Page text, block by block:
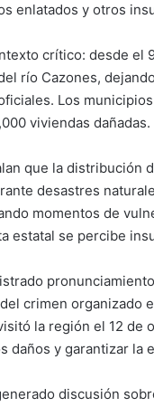
enlatados y otros
crítico: desde el
río Cazones,
Los
viviendas dañadas.
que la distribución
desastres
momentos de
estatal se percibe
crimen organizado
la región el 12 de
daños y garantizar la
discusión